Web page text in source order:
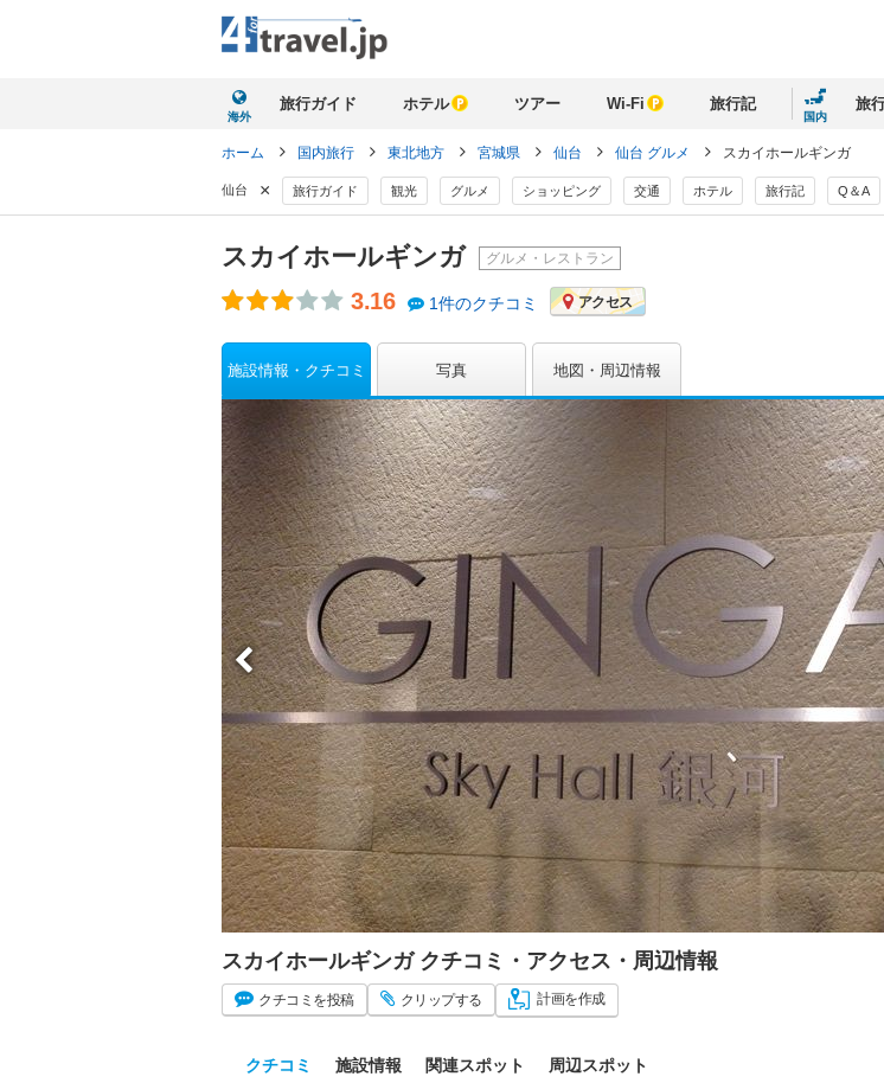
海外
旅行ガイド ホテル ツアー Wi-Fi 旅行記
国内
旅
ホーム 国内旅行 東北地方 宮城県 仙台 仙台 グルメ スカイホールギンガ
仙台 × 旅行ガイド 観光 グルメ ショッピング 交通 ホテル 旅行記 Q＆A
スカイホールギンガ グルメ・レストラン
3.16 1件のクチコミ アクセス
施設情報・クチコミ 写真 地図・周辺情報
スカイホールギンガ クチコミ・アクセス・周辺情報
クチコミ を投稿 クリップする 計画を作成
クチコミ 施設情報 関連スポット 周辺スポット